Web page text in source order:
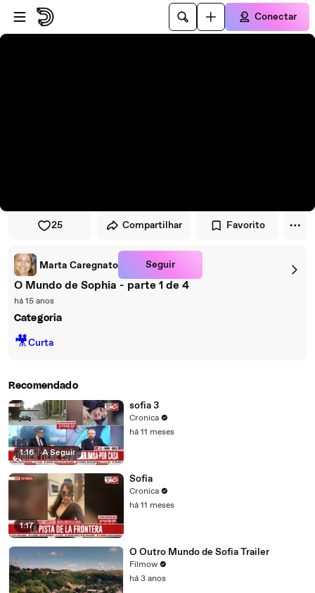
Pular para o player
Ir para o conteúdo principal
Conectar
25 Compartilhar Favorito
Marta Caregnato Seguir
O Mundo de Sophia - parte 1 de 4
há 15 anos
Categoria
🎥Curta
Recomendado
1:16 | A Seguir
sofia 3
Cronica
há 11 meses
1:17
Sofia
Cronica
há 11 meses
O Outro Mundo de Sofia Trailer
Filmow
há 3 anos